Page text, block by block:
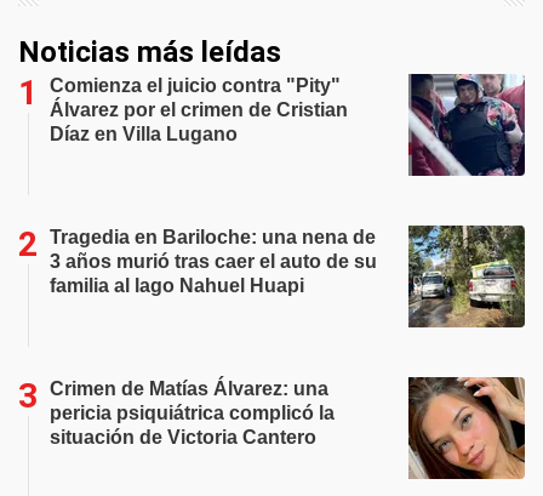
Noticias más leídas
Comienza el juicio contra "Pity"
Álvarez por el crimen de Cristian
Díaz en Villa Lugano
Tragedia en Bariloche: una nena de
3 años murió tras caer el auto de su
familia al lago Nahuel Huapi
Crimen de Matías Álvarez: una
pericia psiquiátrica complicó la
situación de Victoria Cantero